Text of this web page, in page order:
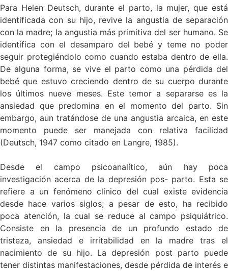
Para Helen Deutsch, durante el parto, la mujer, que está
identificada con su hijo, revive la angustia de separación
con la madre; la angustia más primitiva del ser humano. Se
identifica con el desamparo del bebé y teme no poder
seguir protegiéndolo como cuando estaba dentro de ella.
De alguna forma, se vive el parto como una pérdida del
bebé que estuvo creciendo dentro de su cuerpo durante
los últimos nueve meses. Este temor a separarse es la
ansiedad que predomina en el momento del parto. Sin
embargo, aun tratándose de una angustia arcaica, en este
momento puede ser manejada con relativa facilidad
(Deutsch, 1947 como citado en Langre, 1985).
Desde el campo psicoanalítico, aún hay poca
investigación acerca de la depresión pos- parto. Esta se
refiere a un fenómeno clínico del cual existe evidencia
desde hace varios siglos; a pesar de esto, ha recibido
poca atención, la cual se reduce al campo psiquiátrico.
Consiste en la presencia de un profundo estado de
tristeza, ansiedad e irritabilidad en la madre tras el
nacimiento de su hijo. La depresión post parto puede
tener distintas manifestaciones, desde pérdida de interés e